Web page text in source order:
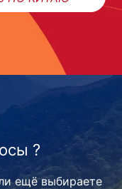
?
ещё выбираете